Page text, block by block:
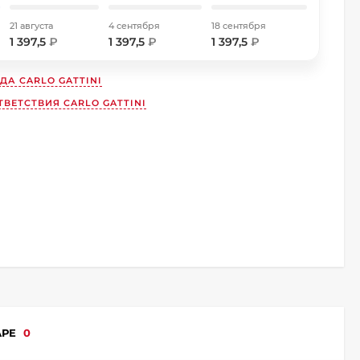
21 августа
1 397,5 ₽
4 сентября
1 397,5₽
18 сентября
1 397,5 ₽
CARLO GATTINI
CARLO GATTINI
0